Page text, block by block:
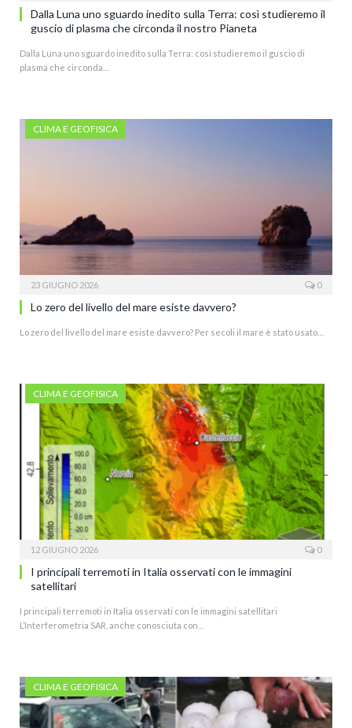
Dalla Luna uno sguardo inedito sulla Terra: così studieremo il
guscio di plasma che circonda il nostro Pianeta
Dalla Luna uno sguardo inedito sulla Terra: così studieremo il guscio di
plasma che circonda…
CLIMA E GEOFISICA
23 GIUGNO 2026 0
Lo zero del livello del mare esiste davvero?
Lo zero del livello del mare esiste davvero? Per secoli il mare è stato usato…
CLIMA E GEOFISICA
12 GIUGNO 2026 0
I principali terremoti in Italia osservati con le immagini
satellitari
I principali terremoti in Italia osservati con le immagini satellitari
L’Interferometria SAR, anche conosciuta con…
CLIMA E GEOFISICA